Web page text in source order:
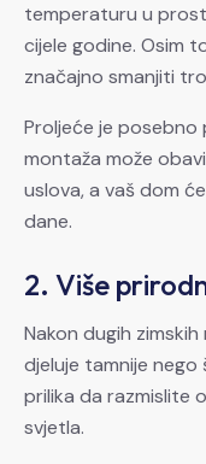
temperaturu u
cijele godine. Osim
značajno smanjiti
Proljeće je
montaža može
uslova, a vaš dom
dane.
2. Više
Nakon dugih
djeluje tamnije nego
prilika da razmislite
svjetla.